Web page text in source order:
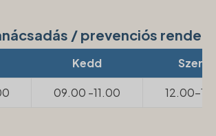
/ prevenciós rendelés
Kedd
09.00 -11.00 12.00-